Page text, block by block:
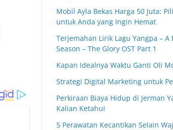
Mobil Ayla Bekas Harga 50 Juta:
untuk Anda yang Ingin Hemat
Terjemahan Lirik Lagu Yangpa – A
Season – The Glory OST Part 1
Kapan Idealnya Waktu Ganti Oli
Strategi Digital Marketing untuk
Perkiraan Biaya Hidup di Jerman
Kalian Ketahui
5 Perawatan Kecantikan Selain